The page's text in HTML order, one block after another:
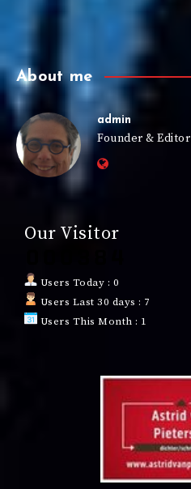
About me
admin
Founder & Editor
Our Visitor
Users Today : 0
Users Last 30 days : 7
Users This Month : 1